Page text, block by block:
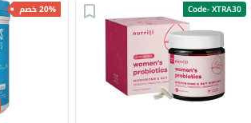
Code- XTRA30 20% خصم